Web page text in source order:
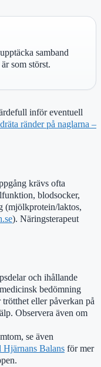
samband
som störst.
inför eventuell
ränder på naglarna –
krävs ofta
blodsocker,
(mjölkprotein/laktos,
). Näringsterapeut
och ihållande
bedömning
eller påverkan på
Observera även om
se även
Balans för mer